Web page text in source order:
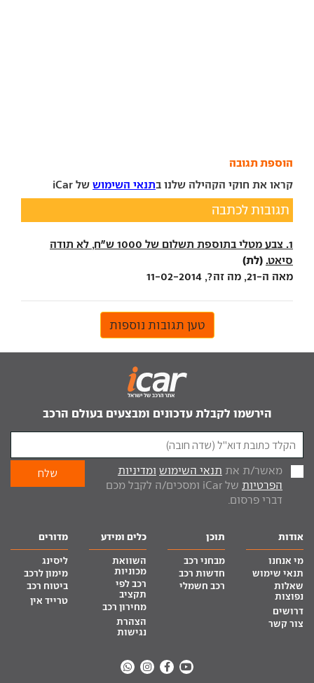
הוספת תגובה
קראו את חוקי הקהילה שלנו בתנאי השימוש של iCar
תגובות לכתבה
1. צבע מטלי בתוספת תשלום של 1000 ש"ח, לא תודה
סיאט. (לת)
מאה ה-21, מה זה?, 11-02-2014
טען תגובות נוספות
הירשמו לקבלת עדכונים ומבצעים בעולם הרכב
מאשר/ת את תנאי השימוש ומדיניות
הפרטיות
של iCar ומסכים/ה לקבל מכם
דברי פרסום.
אודות
מי אנחנו
תנאי שימוש
שאלות
נפוצות
דרושים
צור קשר
תוכן
מבחני רכב
חדשות רכב
רכב חשמלי
כלים ומידע
השוואת
מכוניות
רכב לפי
תקציב
מחירון רכב
הצהרת
נגישות
מדורים
ליסינג
מימון לרכב
ביטוח רכב
טרייד אין